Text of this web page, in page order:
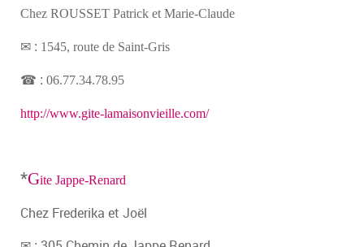
Chez ROUSSET Patrick et Marie-Claude
✉ : 1545, route de Saint-Gris
☎ : 06.77.34.78.95
http://www.gite-lamaisonvieille.com/
*Gite Jappe-Renard
Chez Frederika et Joël